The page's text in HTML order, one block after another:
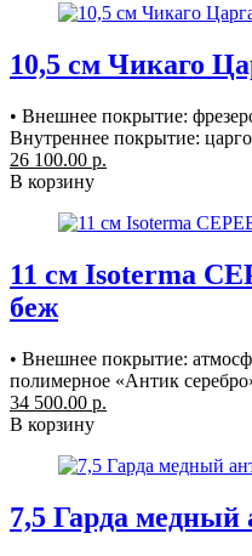
10,5 см Чикаго
• Внешнее покрытие:
Внутреннее покрытие:
26 100.00 р.
В корзину
11 см Isoterma
беж
• Внешнее покрытие:
полимерное «Антик
34 500.00 р.
В корзину
7,5 Гарда медный